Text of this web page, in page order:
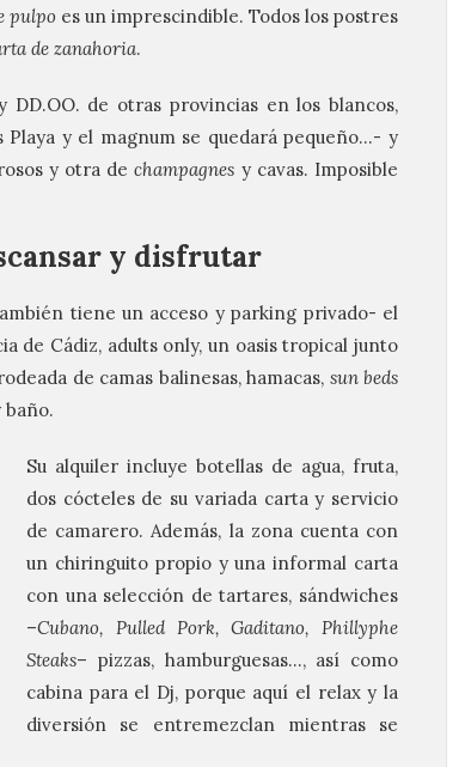
pulpo es un imprescindible. Todos los postres
de zanahoria.
DD.OO. de otras provincias en los blancos,
Playa y el magnum se quedará pequeño…- y
y otra dechampagnes y cavas. Imposible
y disfrutar
tiene un acceso y parking privado- el
de Cádiz, adults only, un oasis tropical junto
de camas balinesas, hamacas, sun beds
baño.
Su alquiler incluye botellas de agua, fruta,
dos cócteles de su variada carta y servicio
de camarero. Además, la zona cuenta con
un chiringuito propio y una informal carta
con una selección de tartares, sándwiches
–Cubano, Pulled Pork, Gaditano, Phillyphe
Steaks– pizzas, hamburguesas…, así como
cabina para el Dj, porque aquí el relax y la
diversión se entremezclan mientras se